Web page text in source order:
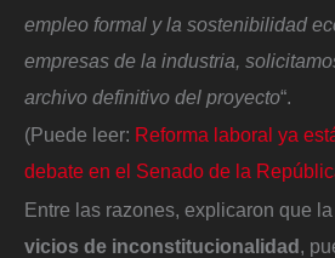
empleo formal y la sostenibilidad
empresas de la industria,
archivo definitivo del proyecto“.
(Puede leer: Reforma laboral ya
debate en el Senado de la
Entre las razones, explicaron que
vicios de inconstitucionalidad,